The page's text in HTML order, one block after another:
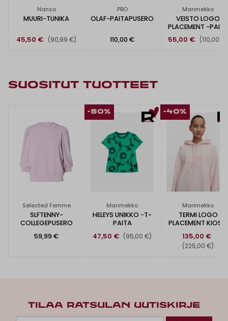
Nanso
MUURI-TUNIKA
45,50 € (90,99 €)
PBO
OLAF-PAITAPUSERO
110,00 €
Marimekko
VEISTO LOGO
PLACEMENT -PAITA
55,00 €
(110,00 €)
SUOSITUT TUOTTEET
Selected Femme
SLFTENNY-
COLLEGEPUSERO
59,99 €
-50%
Marimekko
HELEYS UNIKKO -T-
PAITA
47,50 € (95,00 €)
-40%
Marimekko
TERMI LOGO
PLACEMENT KIOSKI
135,00 €
(225,00 €)
TILAA RATSULAN UUTISKIRJE